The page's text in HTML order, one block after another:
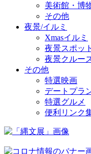
美術館・博
その他
夜景/イルミ
Xmasイルミ
夜景スポット
夜景クルー
その他
特選映画
デートプラ
特選グルメ
便利リンク